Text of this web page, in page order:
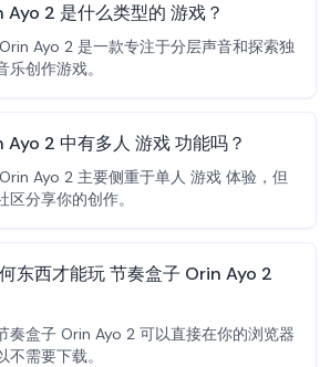
2 是什么类型的 游戏？
Ayo 2 是一款专注于分层声音和探索独
乐创作游戏。
2 中有多人 游戏 功能吗？
Ayo 2 主要侧重于单人 游戏 体验，但
区分享你的创作。
东西才能玩 节奏盒子 Orin Ayo 2
奏盒子 Orin Ayo 2 可以直接在你的浏览器
不需要下载。